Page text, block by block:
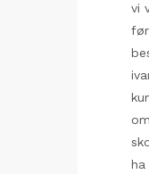
vi
ha